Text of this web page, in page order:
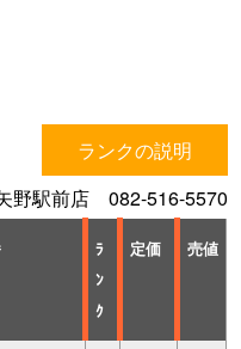
ランクの説明
野駅前店 082-516-5570
ﾗ
ﾝ
ｸ
定価 売値